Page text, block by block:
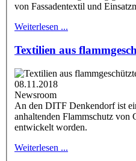
von Fassadentextil und
Weiterlesen ...
Textilien aus
08.11.2018
Newsroom
An den DITF Denkendorf ist
anhaltenden Flammschutz von
entwickelt worden.
Weiterlesen ...